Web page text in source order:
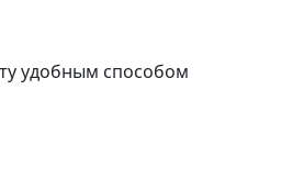
удобным способом